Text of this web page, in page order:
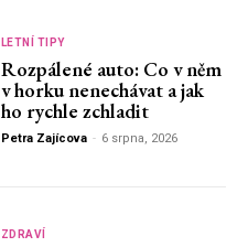
LETNÍ TIPY
Rozpálené auto: Co v něm
v horku nenechávat a jak
ho rychle zchladit
Petra Zajícova - 6 srpna, 2026
ZDRAVÍ